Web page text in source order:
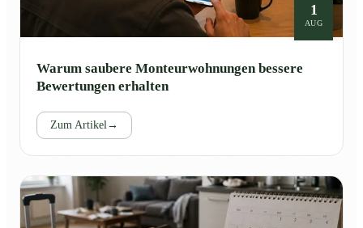
1
AUG
Warum saubere Monteurwohnungen bessere
Bewertungen erhalten
Zum Artikel→